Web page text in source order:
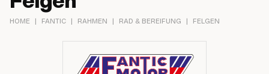
HOME | FANTIC | RAHMEN | RAD & BEREIFUNG | FELGEN